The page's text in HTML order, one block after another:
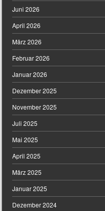
Juni 2026
April 2026
März 2026
Februar 2026
Januar 2026
Dezember 2025
November 2025
Juli 2025
Mai 2025
April 2025
März 2025
Januar 2025
Dezember 2024